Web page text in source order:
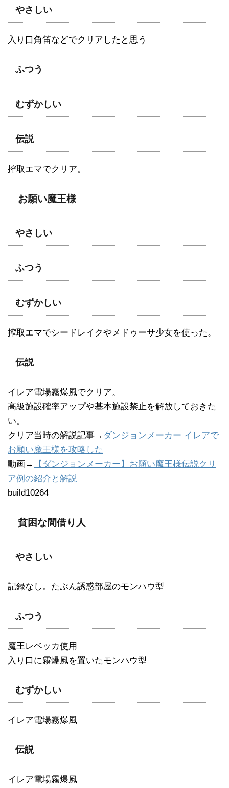
やさしい
入り口角笛などでクリアしたと思う
ふつう
むずかしい
伝説
搾取エマでクリア。
お願い魔王様
やさしい
ふつう
むずかしい
搾取エマでシードレイクやメドゥーサ少女を使った。
伝説
イレア電場霧爆風でクリア。
高級施設確率アップや基本施設禁止を解放しておきた
い。
クリア当時の解説記事→ ダンジョンメーカー イレアで
お願い魔王様を攻略した
動画→
【ダンジョンメーカー】お願い魔王様伝説クリ
ア例の紹介と解説
build10264
貧困な間借り人
やさしい
記録なし。たぶん誘惑部屋のモンハウ型
ふつう
魔王レベッカ使用
入り口に霧爆風を置いたモンハウ型
むずかしい
イレア電場霧爆風
伝説
イレア電場霧爆風